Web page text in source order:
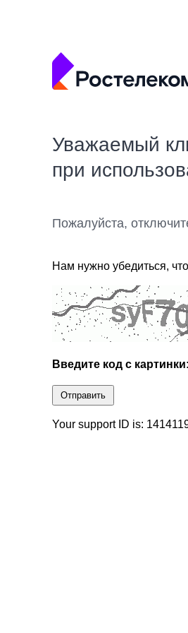
Уважаемый
при
Пожалуйста,
Нам нужно убедиться,
Введите код с картинки:
Отправить
Your support ID is: